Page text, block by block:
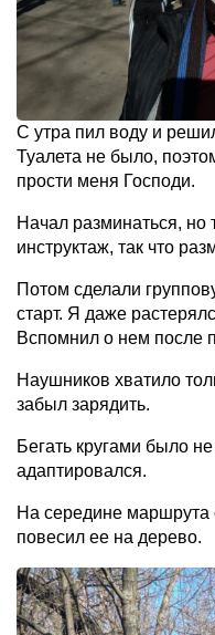
С утра пил воду и
Туалета не было,
прости меня Господи.
Начал разминаться, но
инструктаж, так что
Потом сделали
старт. Я даже
Вспомнил о нем после
Наушников хватило
забыл зарядить.
Бегать кругами было
адаптировался.
На середине маршрута
повесил ее на дерево.